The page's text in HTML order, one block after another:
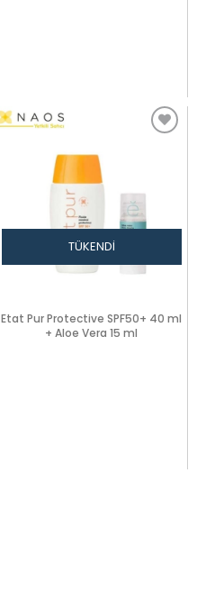
TÜKENDI
Etat Pur Protective SPF50+ 40 ml
+ Aloe Vera 15 ml